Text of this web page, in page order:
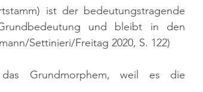
ist der bedeutungstragende
und bleibt in den
Settinieri/Freitag 2020, S. 122)
Grundmorphem, weil es die